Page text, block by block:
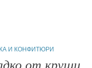
И КОНФИТЮРИ